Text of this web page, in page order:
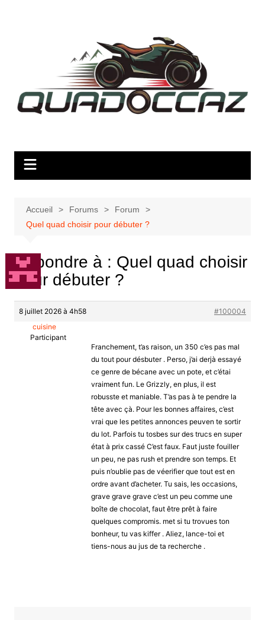
Accueil Forums
Forum
Quel quad choisir pour débuter ?
Répondre à : Quel quad choisir
pour débuter ?
8 juillet 2026 à 4h58
#100004
cuisine
Participant
Franchement, t’as raison, un 350 c’es pas mal
du tout pour désbuter . Perso, j’ai derjà essayé
ce genre de bécane avec un pote, et c’étai
vraiment fun. Le Grizzly, en plus, il est
robusste et maniable. T’as pas à te pendre la
tête avec çà. Pour les bonnes affaires, c’est
vrai que les petites annonces peuven te sortir
du lot. Parfois tu tosbes sur des trucs en super
état à prix cassé C’est faux. Faut juste fouiller
un peu, ne pas rush et prendre son temps. Et
puis n’oublie pas de véerifier que tout est en
ordre avant d’acheter. Tu sais, les occasions,
grave grave grave c’est un peu comme une
boîte de chocolat, faut être prêt à faire
quelques compromis. met si tu trovues ton
bonheur, tu vas kiffer . Aliez, lance-toi et
tiens-nous au jus de ta recherche .